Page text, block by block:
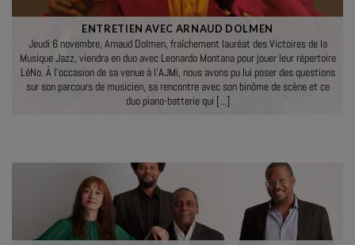
ENTRETIEN AVEC ARNAUD DOLMEN
Jeudi 6 novembre, Arnaud Dolmen, fraîchement lauréat des Victoires de la
Musique Jazz, viendra en duo avec Leonardo Montana pour jouer leur répertoire
LéNo. À l’occasion de sa venue à l’AJMi, nous avons pu lui poser des questions
sur son parcours de musicien, sa rencontre avec son binôme de scène et ce
duo piano-batterie qui [...]